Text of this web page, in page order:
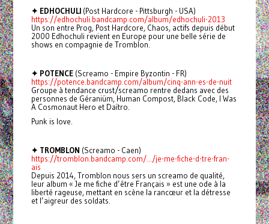
✦ EDHOCHULI(Post Hardcore - Pittsburgh - USA)
https://edhochuli.bandcamp.com/album/edhochuli-2013
Un son entre Prog, Post Hardcore, Chaos, actifs depuis début
2000 Edhochuli revient en Europe pour une belle série de
shows en compagnie de Tromblon.
✦ POTENCE(Screamo - Empire Byzontin - FR)
https://potence.bandcamp.com/album/cinq-ann-es-de-nuit
Groupe à tendance crust/screamo rentre dedans avec des
personnes de Géraniüm, Human Compost, Black Code, I Was
A Cosmonaut Hero et Daïtro.
Punk is love.
✦ TROMBLON (Screamo - Caen)
https://tromblon.bandcamp.com/.../je-me-fiche-d-tre-fran-
ais
Depuis 2014, Tromblon nous sers un screamo de qualité,
leur album « Je me fiche d’être Français » est une ode à la
liberté rageuse, mettant en scène la rancœur et la détresse
et l’aigreur des soldats.